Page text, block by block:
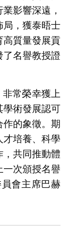
影響深遠，
局，獲泰晤士
高質量發展貢
了名譽教授證
常榮幸獲上
學術發展認可
的象徵。期
才培養、科學
，共同推動體
一次頒授名譽
會主席巴赫